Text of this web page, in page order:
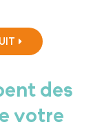
des
votre